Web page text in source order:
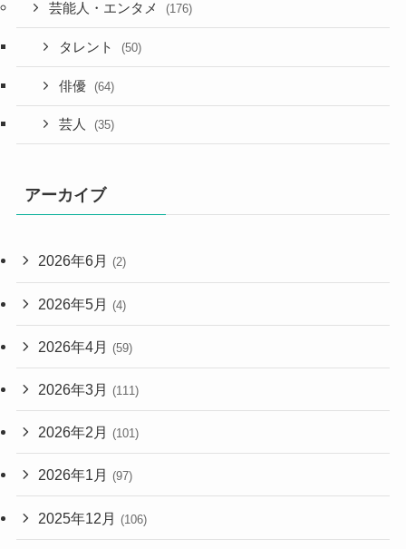
芸能人・エンタメ (176)
タレント (50)
俳優 (64)
芸人 (35)
アーカイブ
2026年6月 (2)
2026年5月 (4)
2026年4月 (59)
2026年3月 (111)
2026年2月 (101)
2026年1月 (97)
2025年12月 (106)